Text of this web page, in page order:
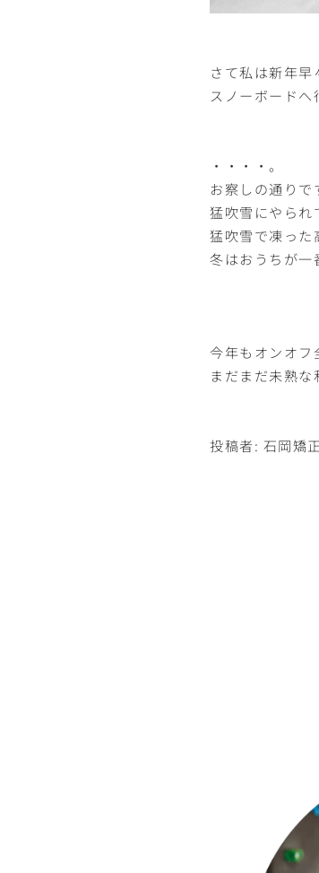
さて私は新年
スノーボード
・・・・。
お察しの通りで
猛吹雪にやられ
猛吹雪で凍った
冬はおうちが一
今年もオンオフ
まだまだ未熟
投稿者: 石岡矯